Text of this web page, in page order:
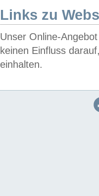
Links zu
Unser Online-
keinen Einfluss
einhalten.